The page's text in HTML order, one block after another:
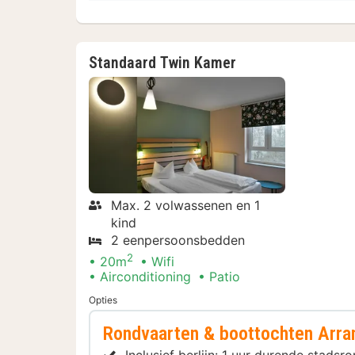
Standaard Twin Kamer
Max. 2 volwassenen en 1
kind
2 eenpersoonsbedden
20m2
Wifi
Airconditioning
Patio
Opties
Rondvaarten & boottochten